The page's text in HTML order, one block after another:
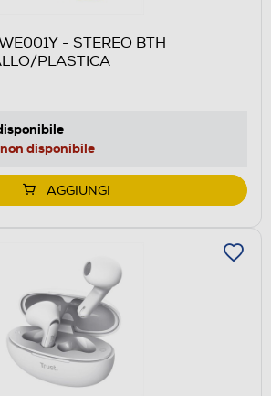
- STEREO BTH
PLASTICA
non disponibile
AGGIUNGI